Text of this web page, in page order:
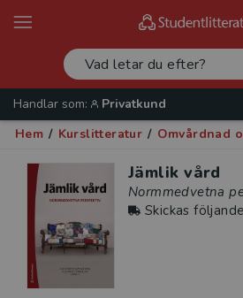
Handlar som:
Privatkund
Hem / Kurslitteratur / Omvårdnad
Jämlik vård
Normmedvetna
Skickas